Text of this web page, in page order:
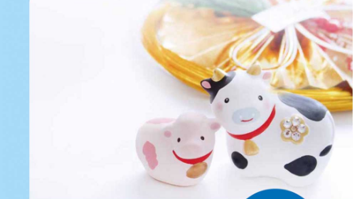
お問い合わせ